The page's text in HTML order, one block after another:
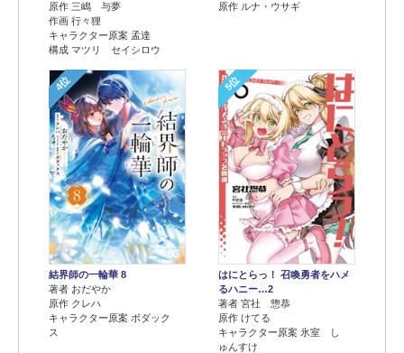
原作 三嶋 与夢
作画 行々狸
キャラクター原案 孟達
構成 マツリ セイシロウ
原作 ルナ・ウサギ
4位
結界師の一輪華 8
著者 おだやか
原作 クレハ
キャラクター原案 ボダック
ス
5位
はにとらっ！ 召喚勇者をハメ
るハニー…2
著者 宮社 惣恭
原作 けてる
キャラクター原案 氷室 し
ゅんすけ